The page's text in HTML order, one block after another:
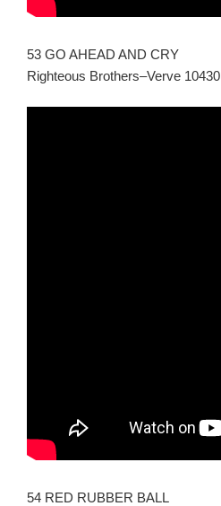
53 GO AHEAD AND CRY
Righteous Brothers–Verve 10430
54 RED RUBBER BALL